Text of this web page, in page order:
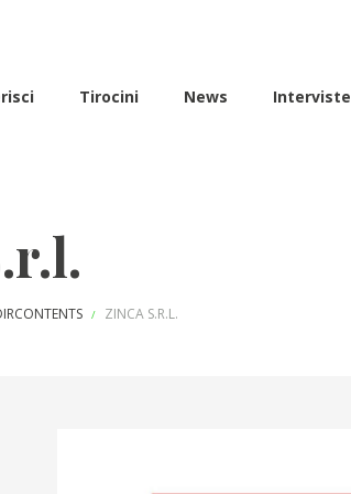
Tirocini News Interviste
/ ZINCA S.R.L.